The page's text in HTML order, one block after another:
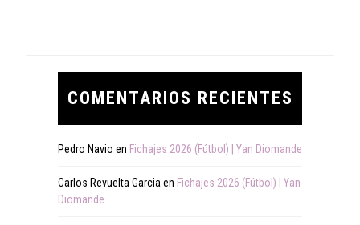
COMENTARIOS RECIENTES
Pedro Navio en Fichajes 2026 (Fútbol) | Yan Diomande
Carlos Revuelta Garcia en Fichajes 2026 (Fútbol) | Yan
Diomande